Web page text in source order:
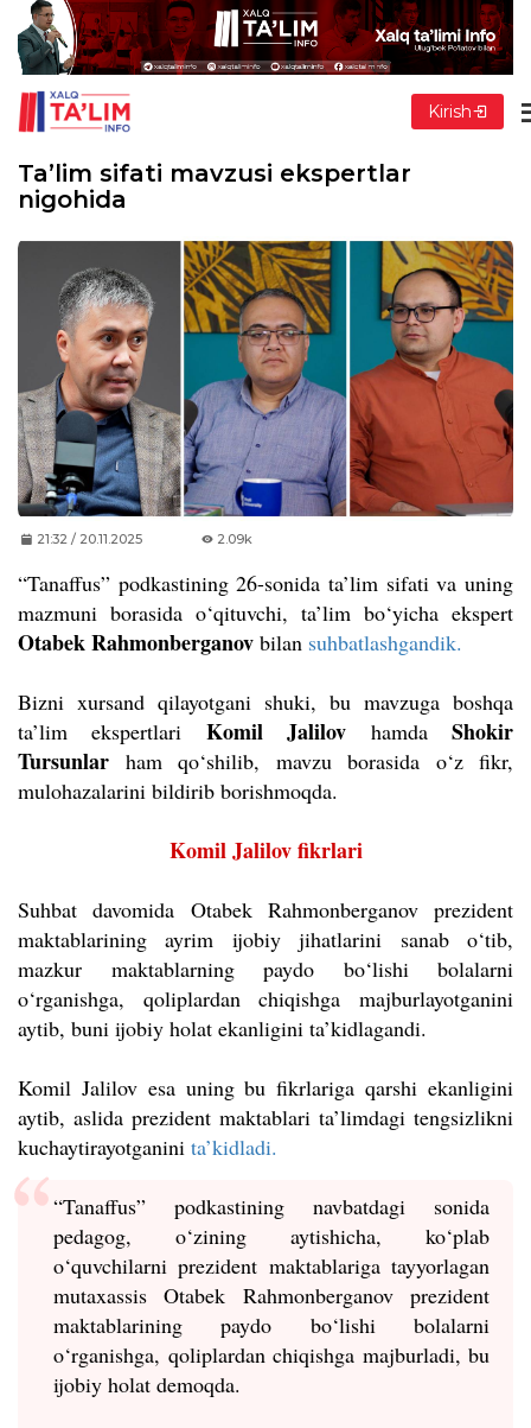
Kirish
Ta’lim sifati mavzusi ekspertlar
nigohida
21:32 / 20.11.2025 2.09k
“Tanaffus” podkastining 26-sonida ta’lim sifati va uning
mazmuni borasida o‘qituvchi, ta’lim bo‘yicha ekspert
Otabek Rahmonberganov bilan suhbatlashgandik.
Bizni xursand qilayotgani shuki, bu mavzuga boshqa
ta’lim ekspertlari Komil Jalilov hamdaShokir
Tursunlar ham qo‘shilib, mavzu borasida o‘z fikr,
mulohazalarini bildirib borishmoqda.
Komil Jalilov fikrlari
Suhbat davomida Otabek Rahmonberganov prezident
maktablarining ayrim ijobiy jihatlarini sanab o‘tib,
mazkur maktablarning paydo bo‘lishi bolalarni
o‘rganishga, qoliplardan chiqishga majburlayotganini
aytib, buni ijobiy holat ekanligini ta’kidlagandi.
Komil Jalilov esa uning bu fikrlariga qarshi ekanligini
aytib, aslida prezident maktablari ta’limdagi tengsizlikni
kuchaytirayotganini ta’kidladi.
“Tanaffus” podkastining navbatdagi sonida
pedagog, o‘zining aytishicha, ko‘plab
o‘quvchilarni prezident maktablariga tayyorlagan
mutaxassis Otabek Rahmonberganov prezident
maktablarining paydo bo‘lishi bolalarni
o‘rganishga, qoliplardan chiqishga majburladi, bu
ijobiy holat demoqda.